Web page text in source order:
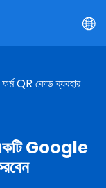
QR কোড ব্যবহার
একটি Google